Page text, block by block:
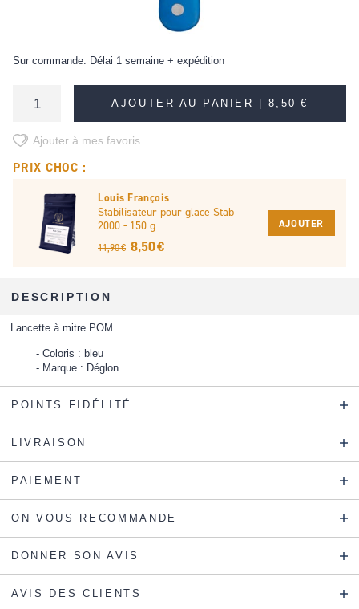
Sur commande. Délai 1 semaine + expédition
AJOUTER AU PANIER | 8,50 €
Ajouter à mes favoris
PRIX CHOC :
Louis François
Stabilisateur pour glace Stab
2000 - 150 g
11,90 € 8,50 €
AJOUTER
DESCRIPTION
Lancette à mitre POM.
Coloris : bleu
Marque : Déglon
POINTS FIDÉLITÉ
LIVRAISON
PAIEMENT
ON VOUS RECOMMANDE
DONNER SON AVIS
AVIS DES CLIENTS